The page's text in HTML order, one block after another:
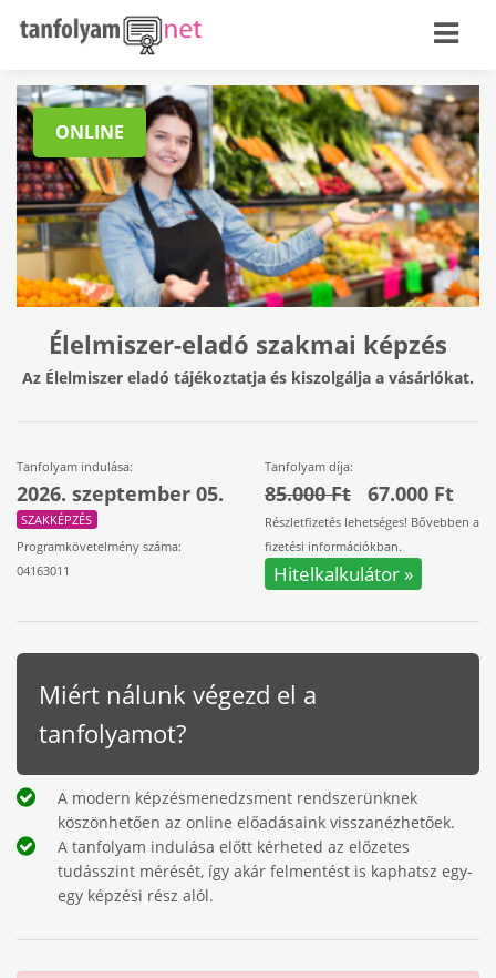
ONLINE
Élelmiszer-eladó szakmai képzés
Az Élelmiszer eladó tájékoztatja és kiszolgálja a vásárlókat.
Tanfolyam indulása:
2026. szeptember 05.
SZAKKÉPZÉS
Programkövetelmény száma:
04163011
Tanfolyam díja:
85.000 Ft 67.000 Ft
Részletfizetés lehetséges! Bővebben a
fizetési információkban.
Hitelkalkulátor »
Miért nálunk végezd el a
tanfolyamot?
A modern képzésmenedzsment rendszerünknek
köszönhetően az online előadásaink visszanézhetőek.
A tanfolyam indulása előtt kérheted az előzetes
tudásszint mérését, így akár felmentést is kaphatsz egy-
egy képzési rész alól.